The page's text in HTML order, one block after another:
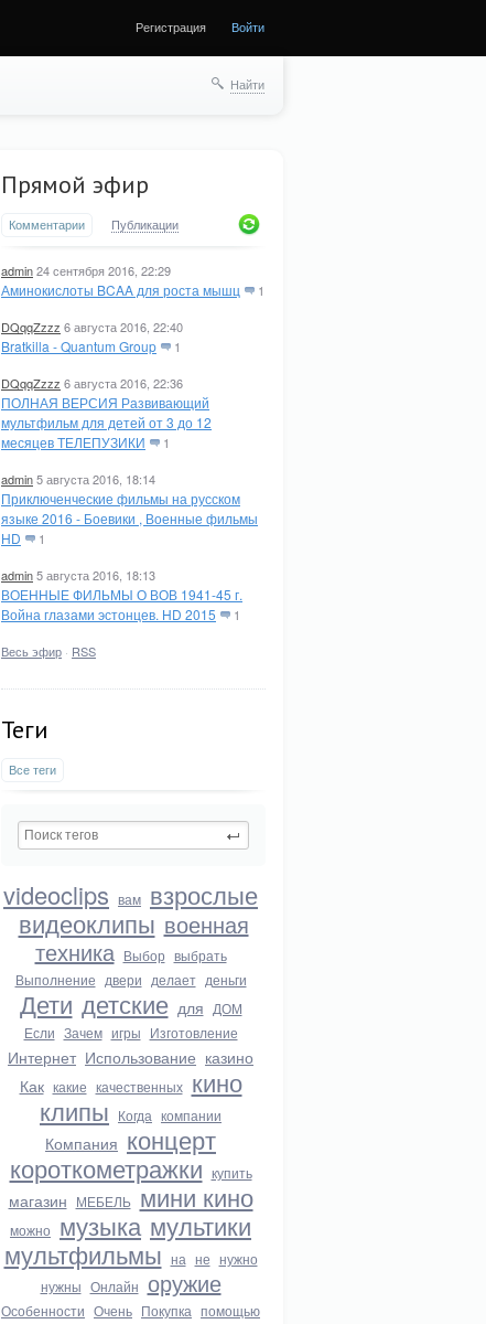
Регистрация Войти
Найти
Прямой эфир
Комментарии Публикации
admin24 сентября 2016, 22:29
Аминокислоты BCAA для роста мышц 1
DQqqZzzz 6 августа 2016, 22:40
Bratkilla - Quantum Group 1
DQqqZzzz 6 августа 2016, 22:36
ПОЛНАЯ ВЕРСИЯ Развивающий
мультфильм для детей от 3 до 12
месяцев ТЕЛЕПУЗИКИ
1
admin5 августа 2016, 18:14
Приключенческие фильмы на русском
языке 2016 - Боевики , Военные фильмы
HD
1
admin5 августа 2016, 18:13
ВОЕННЫЕ ФИЛЬМЫ О ВОВ 1941-45 г.
Война глазами эстонцев. HD 2015
1
Весь эфир · RSS
Теги
Все теги
videoclips вам взрослые
видеоклипы военная
техника Выбор выбрать
Выполнение двери делает деньги
Дети детские для ДОМ
Если Зачем игры Изготовление
Интернет Использование казино
Как какие качественных кино
клипы Когда компании
Компания концерт
короткометражки купить
магазин МЕБЕЛЬ мини кино
можно музыка мультики
мультфильмы на не нужно
нужны Онлайн оружие
Особенности Очень Покупка помощью